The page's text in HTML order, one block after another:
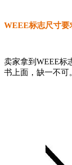
WEEE标志尺寸要
卖家拿到WEEE标
书上面，缺一不可